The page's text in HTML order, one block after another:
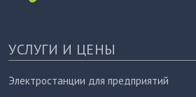
УСЛУГИ И ЦЕНЫ
Электростанции для предприятий